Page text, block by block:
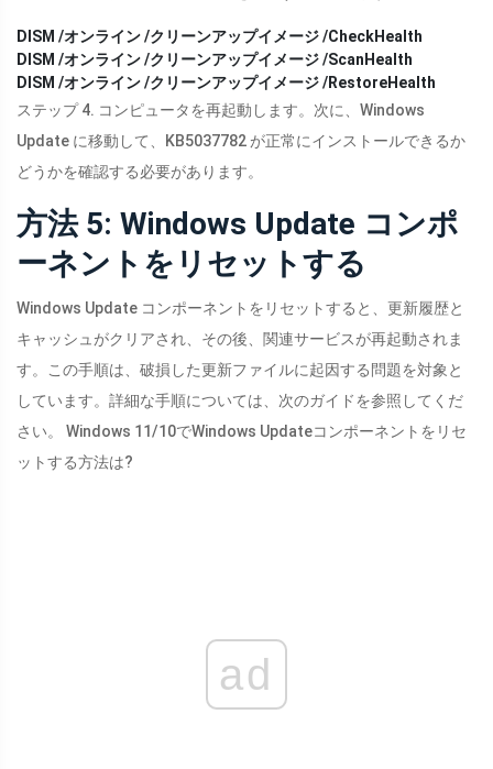
DISM /オンライン /クリーンアップイメージ /CheckHealth
DISM /オンライン /クリーンアップイメージ /ScanHealth
DISM /オンライン /クリーンアップイメージ /RestoreHealth
ステップ 4. コンピュータを再起動します。次に、Windows
Update に移動して、KB5037782 が正常にインストールできるか
どうかを確認する必要があります。
方法 5: Windows Update コンポ
ーネントをリセットする
Windows Update コンポーネントをリセットすると、更新履歴と
キャッシュがクリアされ、その後、関連サービスが再起動されま
す。この手順は、破損した更新ファイルに起因する問題を対象と
しています。詳細な手順については、次のガイドを参照してくだ
さい。 Windows 11/10でWindows Updateコンポーネントをリセ
ットする方法は?
ad